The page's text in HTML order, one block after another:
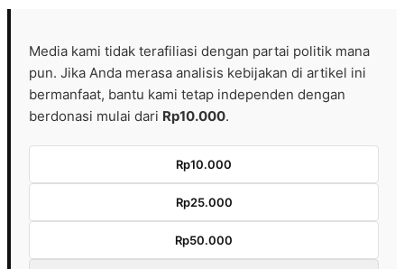
Media kami tidak terafiliasi dengan partai politik mana
pun. Jika Anda merasa analisis kebijakan di artikel ini
bermanfaat, bantu kami tetap independen dengan
berdonasi mulai dari Rp10.000.
Rp10.000
Rp25.000
Rp50.000